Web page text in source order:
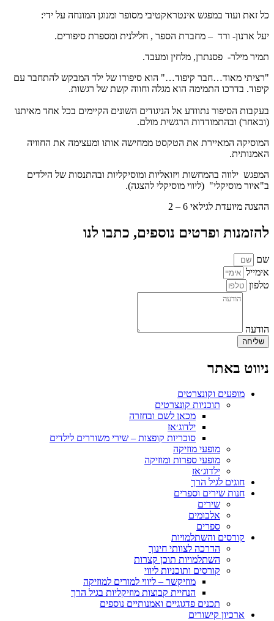
זאת ועוד במפגש אינטראקטיבי מסופר ומנוגן המונחה על ידי:
ארנון- ורד – מחברת הספר , חלילנית ומספרת סיפורים.
מילר- פסנתרן, מלחין ומעבד.
מאוד…חבר קיפוד…" הוא סיפורו של ילד המבקש להתחבר עם
בדרכו התמימה הוא מגלה וחווה קשת של רגשות.
הסיפור נתוודע אל הניגודים השונים הקיימים בכל אחד מאיתנו
ובהתמודדות הרגשית מולם.
המאיירת את הטקסט ממחישה אותו ומעצימה את החוויה
ילווה בהמחשות ויזואליות ומוסיקליות ובהתנסות של הילדים
מוסיקלי" (ליווי מוסיקלי להצגה).
מיועדת לגילאי 6 – 2
ופרטים נוספים, כתבו לנו
שליחה
באתר
מופעים וקונצרטים
תוכניות קונצרטים
מכאן לשם ובחזרה
ילדוג׳אז
סוכריות קופצות – שירי משוררים לילדים
מופעי מוזיקה
מופעי ספרות ומוזיקה
ילדוג׳אז
חוגים לגיל הרך
חנות שירים וספרים
שירים
אלבומים
ספרים
קורסים והשתלמויות
הדרכה לצוותי חינוך
השתלמויות תוכן קצרות
קורסים ותוכניות ליווי
מוזיקשר – ליווי למורים למוזיקה
הנחיית קבוצות מוזיקליות בגיל הרך
תכנים פדגוגיים ואמנותיים נוספים
ארכיון קישורים